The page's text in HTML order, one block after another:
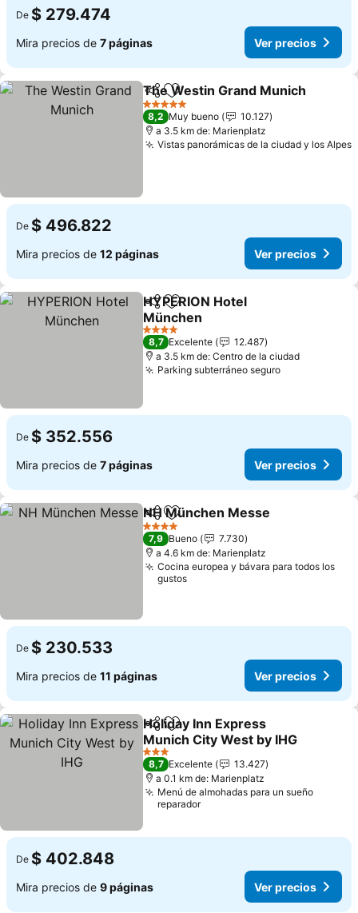
De $ 279.474
Mira precios de 7 páginas Ver precios
Compartir
Agregar a favoritos
The Westin Grand Munich
5 Estrellas
8,2 Muy bueno
10.127
a 3.5 km de: Marienplatz
Vistas panorámicas de la ciudad y los Alpes
De $ 496.822
Mira precios de 12 páginas Ver precios
CompartirAgregar a favoritos
HYPERION Hotel
München
4 Estrellas
8,7 Excelente
12.487
a 3.5 km de: Centro de la ciudad
Parking subterráneo seguro
De $ 352.556
Mira precios de 7 páginas Ver precios
CompartirAgregar a favoritos
NH München Messe
4 Estrellas
7,9 Bueno
7.730
a 4.6 km de: Marienplatz
Cocina europea y bávara para todos los
gustos
De $ 230.533
Mira precios de 11 páginas Ver precios
CompartirAgregar a favoritos
Holiday Inn Express
Munich City West by IHG
3 Estrellas
8,7 Excelente
13.427
a 0.1 km de: Marienplatz
Menú de almohadas para un sueño
reparador
De $ 402.848
Mira precios de 9 páginas Ver precios